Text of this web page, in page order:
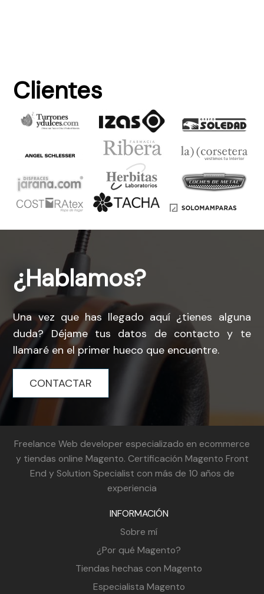
Clientes
¿Hablamos?
Una vez que has llegado aquí ¿tienes alguna
duda? Déjame tus datos de contacto y te
llamaré en el primer hueco que encuentre.
CONTACTAR
Freelance Web developer especializado en ecommerce
y tiendas online Magento. Certificación Magento Front
End y Solution Specialist con más de 10 años de
experiencia
INFORMACIÓN
Sobre mí
¿Por qué Magento?
Tiendas hechas con Magento
Especialista Magento